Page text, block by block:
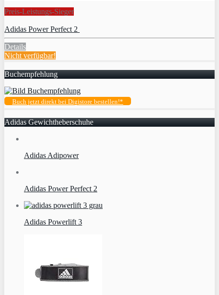
Preis-Leistungs-Sieger
Adidas Power Perfect 2
Details
Nicht verfügbar!
Buchempfehlung
Buch jetzt direkt bei Digistore bestellen!*
Adidas Gewichtheberschuhe
Adidas Adipower
Adidas Power Perfect 2
Adidas Powerlift 3